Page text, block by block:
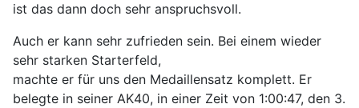
ist das dann doch sehr anspruchsvoll.
Auch er kann sehr zufrieden sein. Bei einem wieder
sehr starken Starterfeld,
machte er für uns den Medaillensatz komplett. Er
belegte in seiner AK40, in einer Zeit von 1:00:47, den 3.